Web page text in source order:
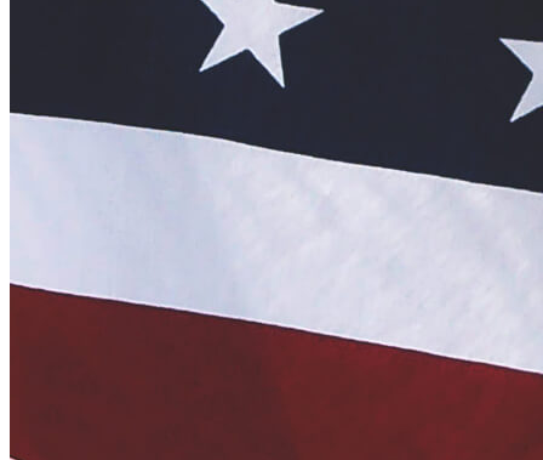
专题 | 中国上市公司2022年年报致辞合辑